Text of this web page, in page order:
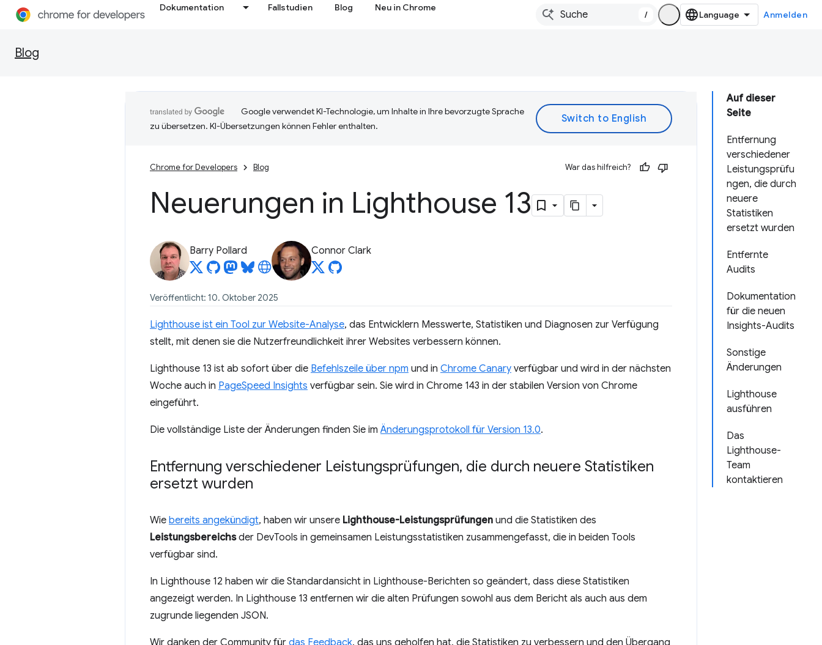
Dokumentation Fallstudien Blog Neu in Chrome
/ Anmelden
Blog
Auf dieser
Seite
Entfernung
verschiedener
Leistungsprüfu
ngen, die durch
neuere
Statistiken
ersetzt wurden
Entfernte
Audits
Dokumentation
für die neuen
Insights-Audits
Sonstige
Änderungen
Lighthouse
ausführen
Das
Lighthouse-
Team
kontaktieren
Google verwendet KI-Technologie, um Inhalte in Ihre bevorzugte Sprache
zu übersetzen. KI-Übersetzungen können Fehler enthalten.
Chrome for Developers Blog War das hilfreich?
Neuerungen in Lighthouse 13
Barry Pollard Connor Clark
Veröffentlicht: 10. Oktober 2025
Lighthouse ist ein Tool zur Website-Analyse, das Entwicklern Messwerte, Statistiken und Diagnosen zur Verfügung
stellt, mit denen sie die Nutzerfreundlichkeit ihrer Websites verbessern können.
Lighthouse 13 ist ab sofort über die Befehlszeile über npm und in Chrome Canary verfügbar und wird in der nächsten
Woche auch in PageSpeed Insights verfügbar sein. Sie wird in Chrome 143 in der stabilen Version von Chrome
eingeführt.
Die vollständige Liste der Änderungen finden Sie im Änderungsprotokoll für Version 13.0.
Entfernung verschiedener Leistungsprüfungen, die durch neuere Statistiken
ersetzt wurden
Wie bereits angekündigt, haben wir unsere Lighthouse-Leistungsprüfungen und die Statistiken des
Leistungsbereichsder DevTools in gemeinsamen Leistungsstatistiken zusammengefasst, die in beiden Tools
verfügbar sind.
In Lighthouse 12 haben wir die Standardansicht in Lighthouse-Berichten so geändert, dass diese Statistiken
angezeigt werden. In Lighthouse 13 entfernen wir die alten Prüfungen sowohl aus dem Bericht als auch aus dem
zugrunde liegenden JSON.
Wir danken der Community für das Feedback, das uns geholfen hat, die Statistiken zu verbessern und den Übergang